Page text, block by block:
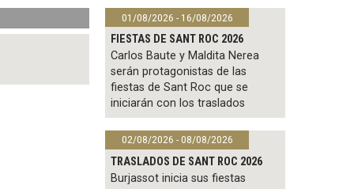
01/08/2026 - 16/08/2026
FIESTAS DE SANT ROC 2026
Carlos Baute y Maldita Nerea
serán protagonistas de las
fiestas de Sant Roc que se
iniciarán con los traslados
02/08/2026 - 08/08/2026
TRASLADOS DE SANT ROC 2026
Burjassot inicia sus fiestas